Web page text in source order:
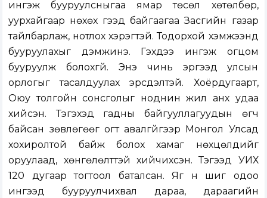
ингэж бууруулсныгаа ямар төсөл хөтөлбөр,
уурхайгаар нөхөх гээд байгаагаа Засгийн газар
тайлбарлаж, нотлох хэрэгтэй. Тодорхой хэмжээнд
бууруулахыг дэмжинэ. Гэхдээ ингэж огцом
бууруулж болохгүй. Энэ чинь эргээд улсын
орлогыг тасалдуулах эрсдэлтэй. Хоёрдугаарт,
Оюу толгойн сонсголыг ноднин жил анх удаа
хийсэн. Тэгэхэд гадны байгууллагуудын өгч
байсан зөвлөгөөг огт авалгүйгээр Монгол Улсад
хохиролтой байж болох хамаг нөхцөлүүдийг
оруулаад, хөнгөлөлттэй хийчихсэн. Тэгээд УИХ
120 дугаар тогтоол баталсан. Яг үүн шиг одоо
ингээд бууруулчихвал дараа, дараагийн